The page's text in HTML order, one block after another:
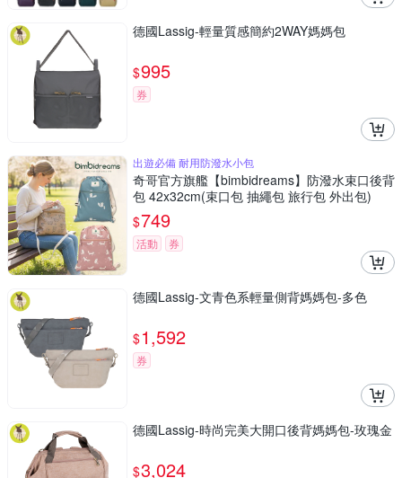
德國Lassig-輕量質感簡約2WAY媽媽包
$995
券
出遊必備 耐用防潑水小包
奇哥官方旗艦【bimbidreams】防潑水束口後背
包 42x32cm(束口包 抽繩包 旅行包 外出包)
$749
活動 券
德國Lassig-文青色系輕量側背媽媽包-多色
$1,592
券
德國Lassig-時尚完美大開口後背媽媽包-玫瑰金
$3,024